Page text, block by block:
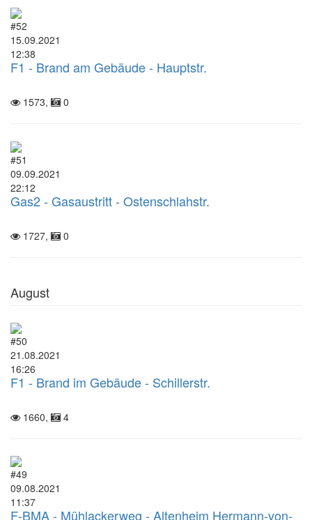
#52
15.09.2021
12:38
F1 - Brand am Gebäude - Hauptstr.
1573, 0
#51
09.09.2021
22:12
Gas2 - Gasaustritt - Ostenschlahstr.
1727, 0
August
#50
21.08.2021
16:26
F1 - Brand im Gebäude - Schillerstr.
1660, 4
#49
09.08.2021
11:37
F-BMA - Mühlackerweg - Altenheim Hermann-von-